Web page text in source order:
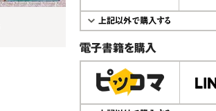
電子書籍で購入